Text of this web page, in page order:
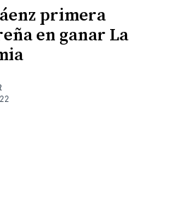
primera
en ganar La